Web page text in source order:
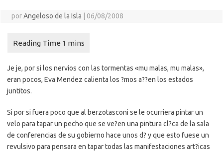
porAngeloso de la Isla 06/08/2008
Je je, por si los nervios con las tormentas «mu malas, mu malas»,
eran pocos, Eva Mendez calienta los ?mos a??en los estados
juntitos.
Si por si fuera poco que al berzotasconi se le ocurriera pintar un
velo para tapar un pecho que se ve?en una pintura cl?ca de la sala
de conferencias de su gobierno hace unos d? y que esto fuese un
revulsivo para pensara en tapar todas las manifestaciones art?icas